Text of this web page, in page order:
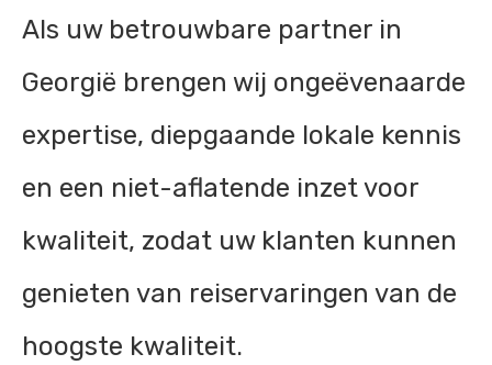
Als uw betrouwbare partner in
Georgië brengen wij ongeëvenaarde
expertise, diepgaande lokale kennis
en een niet-aflatende inzet voor
kwaliteit, zodat uw klanten kunnen
genieten van reiservaringen van de
hoogste kwaliteit.